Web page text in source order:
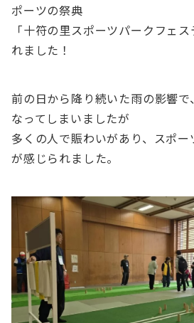
ポーツの祭典
「十符の里スポーツパークフェ
れました！
前の日から降り続いた雨の影響で
なってしまいましたが
多くの人で賑わいがあり、スポ
が感じられました。